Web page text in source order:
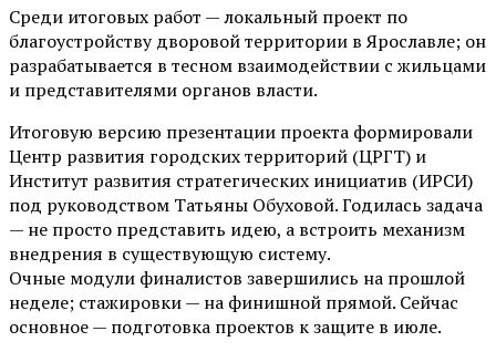
Среди итоговых работ — локальный проект по
благоустройству дворовой территории в Ярославле; он
разрабатывается в тесном взаимодействии с жильцами
и представителями органов власти.
Итоговую версию презентации проекта формировали
Центр развития городских территорий (ЦРГТ) и
Институт развития стратегических инициатив (ИРСИ)
под руководством Татьяны Обуховой. Годилась задача
— не просто представить идею, а встроить механизм
внедрения в существующую систему.
Очные модули финалистов завершились на прошлой
неделе; стажировки — на финишной прямой. Сейчас
основное — подготовка проектов к защите в июле.